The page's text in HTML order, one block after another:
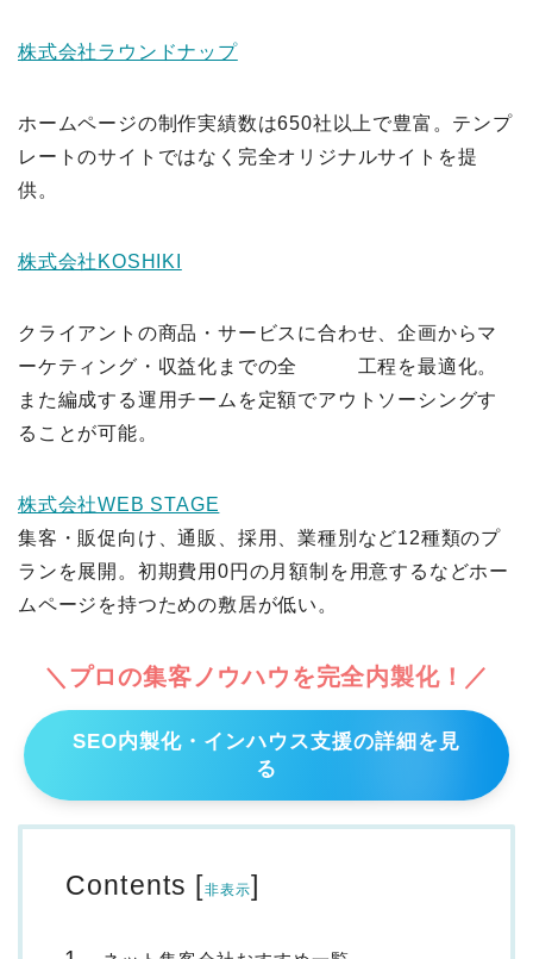
株式会社ラウンドナップ
ホームページの制作実績数は650社以上で豊富。テンプ
レートのサイトではなく完全オリジナルサイトを提
供。
株式会社KOSHIKI
クライアントの商品・サービスに合わせ、企画からマ
ーケティング・収益化までの全 工程を最適化。
また編成する運用チームを定額でアウトソーシングす
ることが可能。
株式会社WEB STAGE
集客・販促向け、通販、採用、業種別など12種類のプ
ランを展開。初期費用0円の月額制を用意するなどホー
ムページを持つための敷居が低い。
＼プロの集客ノウハウを完全内製化！／
SEO内製化・インハウス支援の詳細を見
る
Contents [非表示]